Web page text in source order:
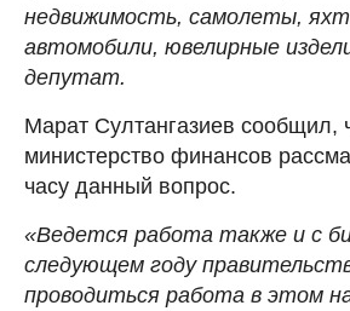
недвижимость, самолеты,
автомобили, ювелирные
депутат.
Марат Султангазиев сообщил,
министерство финансов
часу данный вопрос.
«Ведется работа также и с
следующем году
проводиться работа в этом